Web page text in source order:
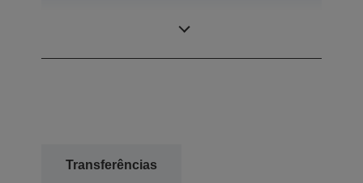
Transferências